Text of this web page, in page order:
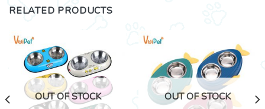
RELATED PRODUCTS
OUT OF STOCK OUT OF STOCK